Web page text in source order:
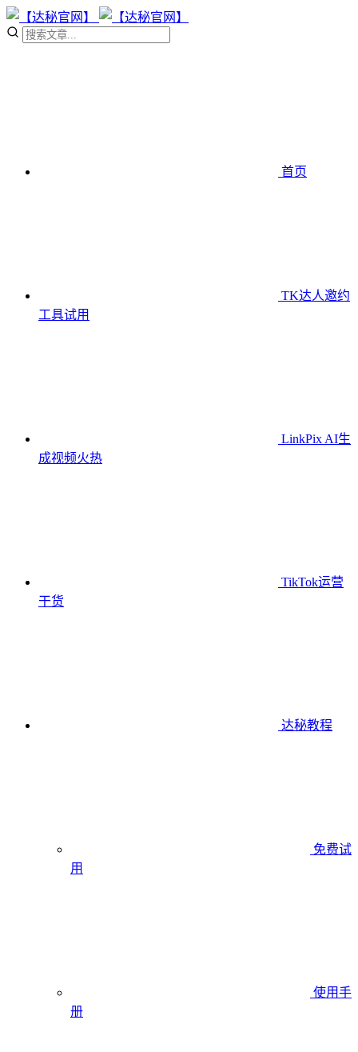
首页
TK达人邀约
工具试用
LinkPix AI生
成视频火热
TikTok运营
干货
达秘教程
免费试
用
使用手
册